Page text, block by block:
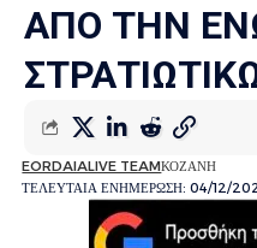
ΑΠΟ ΤΗΝ
ΤΕΛΕΥΤΑΙΑ ΕΝΗΜΕΡΩΣΗ: 04/12/
EORDAIALIVE TEAMΚΟΖΑΝΗ